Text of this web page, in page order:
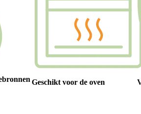
Geschikt voor de oven